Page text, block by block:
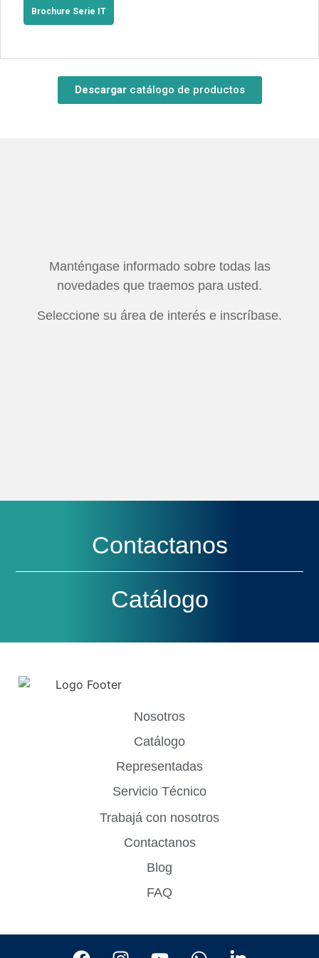
Brochure Serie IT
Descargarcatálogo de productos
Manténgase informado sobre todas las
novedades que traemos para usted.
Seleccione su área de interés e inscríbase.
Contactanos
Catálogo
Nosotros
Catálogo
Representadas
Servicio Técnico
Trabajá con nosotros
Contactanos
Blog
FAQ